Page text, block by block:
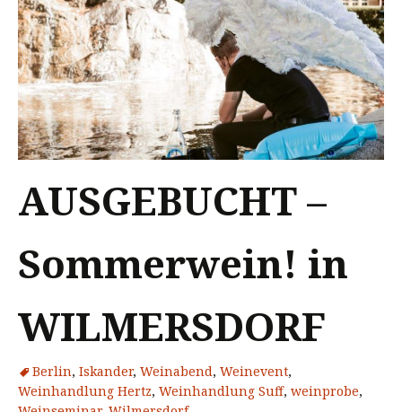
AUSGEBUCHT –
Sommerwein! in
WILMERSDORF
Berlin, Iskander, Weinabend, Weinevent,
Weinhandlung Hertz, Weinhandlung Suff, weinprobe,